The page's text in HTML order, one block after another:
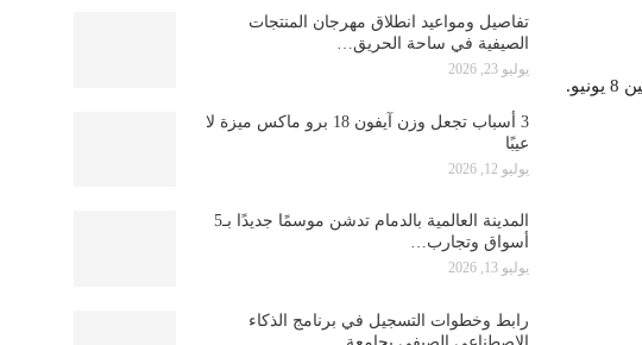
تفاصيل ومواعيد انطلاق مهرجان المنتجات
الصيفية في ساحة الحريق…
يوليو 23, 2026
3 أسباب تجعل وزن آيفون 18 برو ماكس ميزة لا
عيبًا
يوليو 12, 2026
المدينة العالمية بالدمام تدشن موسمًا جديدًا بـ5
أسواق وتجارب…
يوليو 13, 2026
رابط وخطوات التسجيل في برنامج الذكاء